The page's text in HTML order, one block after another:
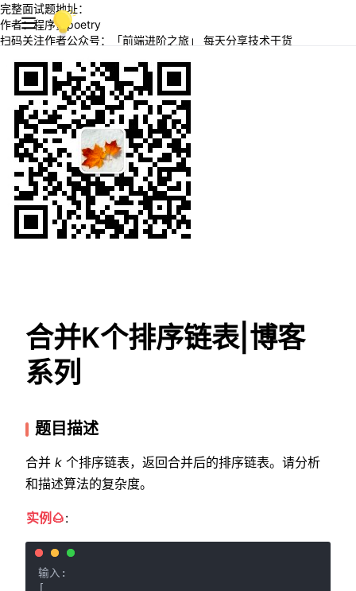
完整面试题地址：
作者：程序员poetry
扫码关注作者公众号：「前端进阶之旅」 每天分享技术干货
合并K个排序链表|博客
系列
题目描述
合并 k 个排序链表，返回合并后的排序链表。请分析
和描述算法的复杂度。
实例🌰:
输入:
[